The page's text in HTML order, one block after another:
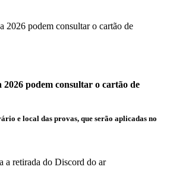
podem consultar o cartão de
e local das provas, que serão aplicadas no